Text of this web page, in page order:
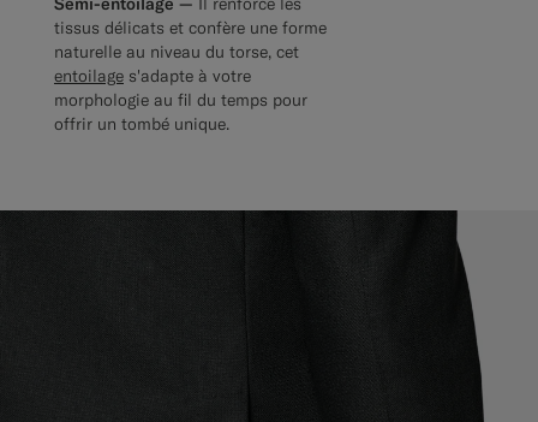
tissus délicats et confère une forme
naturelle au niveau du torse, cet
entoilage s'adapte à votre
morphologie au fil du temps pour
offrir un tombé unique.